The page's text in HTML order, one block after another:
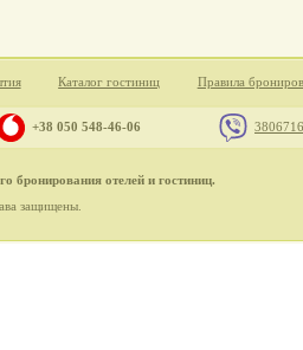
Каталог гостиниц Правила
+38 050 548-46-06
бронирования отелей и гостиниц.
защищены.